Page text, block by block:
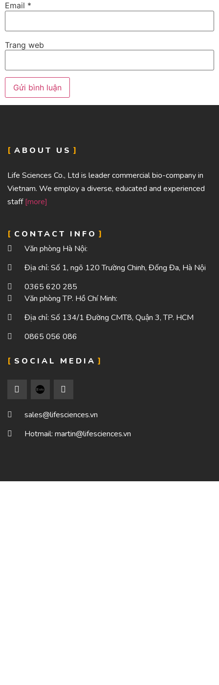
Email *
Trang web
ABOUT US
Life Sciences Co., Ltd is leader commercial bio-company in
Vietnam. We employ a diverse, educated and experienced
staff[more]
CONTACT INFO
Văn phòng Hà Nội:
Địa chỉ: Số 1, ngõ 120 Trường Chinh, Đống Đa, Hà Nội
0365 620 285
Văn phòng TP. Hồ Chí Minh:
Địa chỉ: Số 134/1 Đường CMT8, Quận 3, TP. HCM
0865 056 086
SOCIAL MEDIA
sales@lifesciences.vn
Hotmail: martin@lifesciences.vn